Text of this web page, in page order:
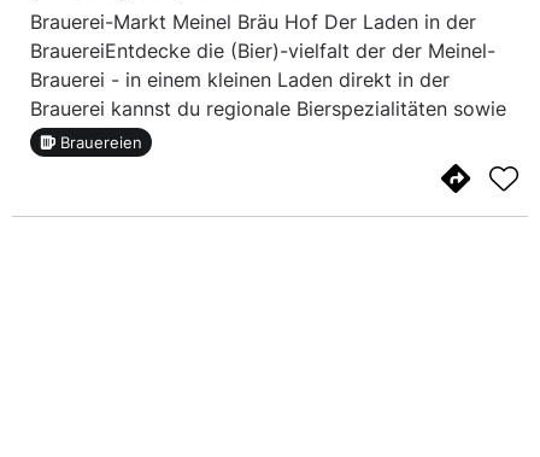
Brauerei-Markt Meinel Bräu Hof Der Laden in der
BrauereiEntdecke die (Bier)-vielfalt der der Meinel-
Brauerei - in einem kleinen Laden direkt in der
Brauerei kannst du regionale Bierspezialitäten sowie
Liköre, Spirituosen und weiteres entdecken und dich
Brauereien